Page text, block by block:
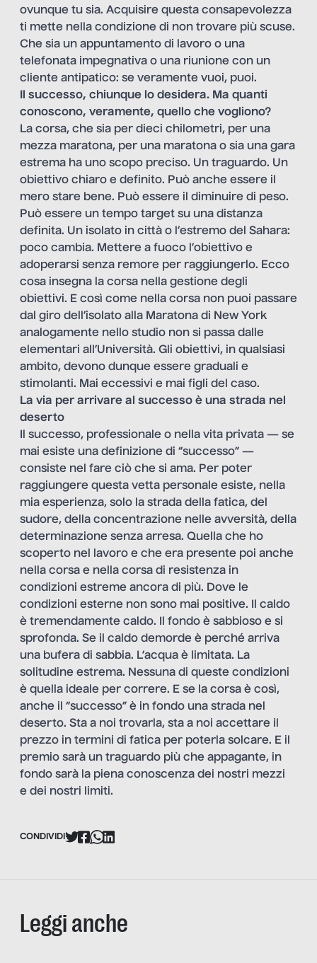
ovunque tu sia. Acquisire questa consapevolezza
ti mette nella condizione di non trovare più scuse.
Che sia un appuntamento di lavoro o una
telefonata impegnativa o una riunione con un
cliente antipatico: se veramente vuoi, puoi.
Il successo, chiunque lo desidera. Ma quanti
conoscono, veramente, quello che vogliono?
La corsa, che sia per dieci chilometri, per una
mezza maratona, per una maratona o sia una gara
estrema ha uno scopo preciso. Un traguardo. Un
obiettivo chiaro e definito. Può anche essere il
mero stare bene. Può essere il diminuire di peso.
Può essere un tempo target su una distanza
definita. Un isolato in città o l’estremo del Sahara:
poco cambia. Mettere a fuoco l’obiettivo e
adoperarsi senza remore per raggiungerlo. Ecco
cosa insegna la corsa nella gestione degli
obiettivi. E così come nella corsa non puoi passare
dal giro dell’isolato alla Maratona di New York
analogamente nello studio non si passa dalle
elementari all’Università. Gli obiettivi, in qualsiasi
ambito, devono dunque essere graduali e
stimolanti. Mai eccessivi e mai figli del caso.
La via per arrivare al successo è una strada nel
deserto
Il successo, professionale o nella vita privata — se
mai esiste una definizione di “successo” —
consiste nel fare ciò che si ama. Per poter
raggiungere questa vetta personale esiste, nella
mia esperienza, solo la strada della fatica, del
sudore, della concentrazione nelle avversità, della
determinazione senza arresa. Quella che ho
scoperto nel lavoro e che era presente poi anche
nella corsa e nella corsa di resistenza in
condizioni estreme ancora di più. Dove le
condizioni esterne non sono mai positive. Il caldo
è tremendamente caldo. Il fondo è sabbioso e si
sprofonda. Se il caldo demorde è perché arriva
una bufera di sabbia. L’acqua è limitata. La
solitudine estrema. Nessuna di queste condizioni
è quella ideale per correre. E se la corsa è così,
anche il “successo” è in fondo una strada nel
deserto. Sta a noi trovarla, sta a noi accettare il
prezzo in termini di fatica per poterla solcare. E il
premio sarà un traguardo più che appagante, in
fondo sarà la piena conoscenza dei nostri mezzi
e dei nostri limiti.
CONDIVIDI
Leggi anche